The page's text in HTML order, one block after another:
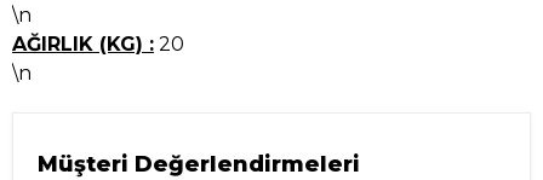
\n
AĞIRLIK (KG) : 20
\n
Müşteri Değerlendirmeleri